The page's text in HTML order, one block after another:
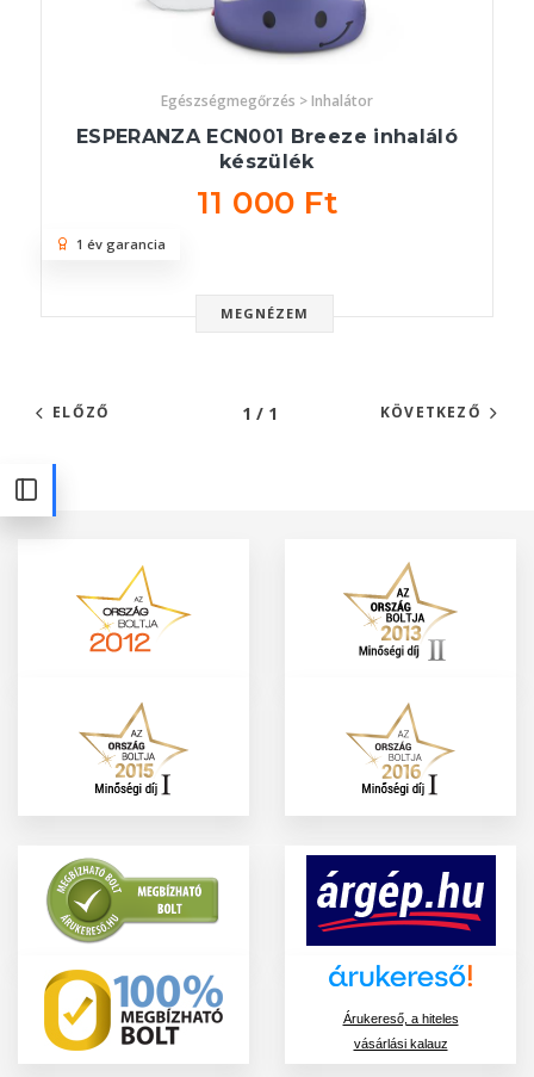
Egészségmegőrzés > Inhalátor
ESPERANZA ECN001 Breeze inhaláló
készülék
11 000 Ft
MEGNÉZEM
1 év garancia
ELŐZŐ 1 / 1 KÖVETKEZŐ
Árukereső, a hiteles
vásárlási kalauz